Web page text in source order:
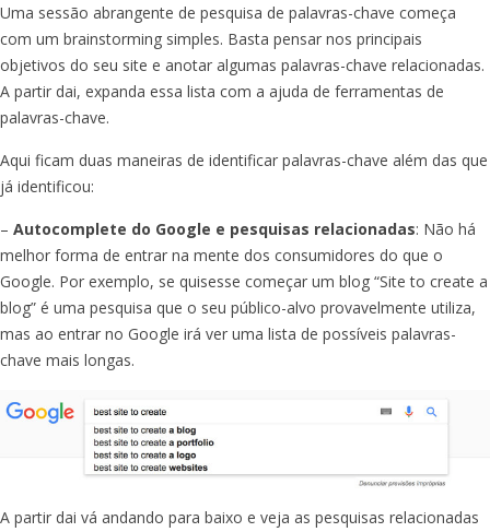
Uma sessão abrangente de pesquisa de palavras-chave começa
com um brainstorming simples. Basta pensar nos principais
objetivos do seu site e anotar algumas palavras-chave relacionadas.
A partir dai, expanda essa lista com a ajuda de ferramentas de
palavras-chave.
Aqui ficam duas maneiras de identificar palavras-chave além das que
já identificou:
– Autocomplete do Google e pesquisas relacionadas: Não há
melhor forma de entrar na mente dos consumidores do que o
Google. Por exemplo, se quisesse começar um blog “Site to create a
blog” é uma pesquisa que o seu público-alvo provavelmente utiliza,
mas ao entrar no Google irá ver uma lista de possíveis palavras-
chave mais longas.
A partir dai vá andando para baixo e veja as pesquisas relacionadas